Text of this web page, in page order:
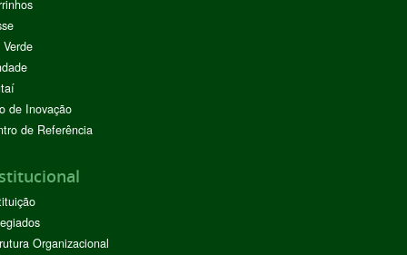
de Inovação
de Referência
Organizacional